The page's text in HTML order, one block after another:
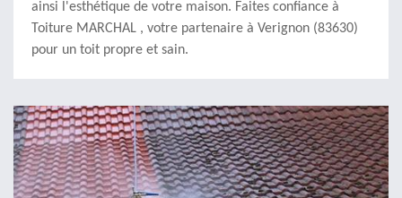
ainsi l'esthétique de votre maison. Faites confiance à
Toiture MARCHAL , votre partenaire à Verignon (83630)
pour un toit propre et sain.